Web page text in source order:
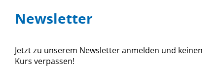
Newsletter
Jetzt zu unserem Newsletter anmelden und keinen
Kurs verpassen!